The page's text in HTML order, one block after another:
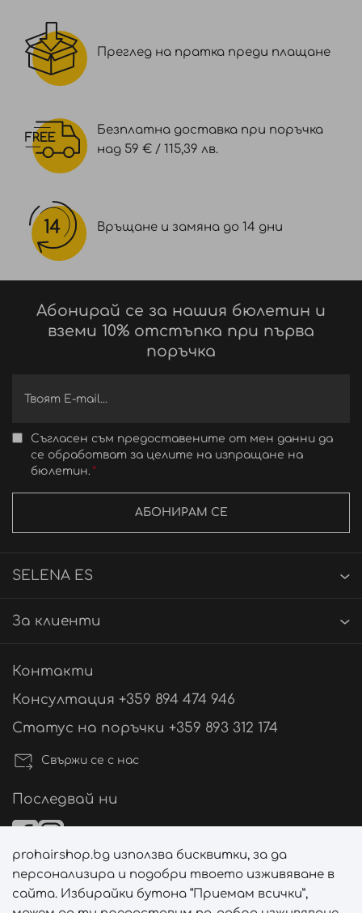
Преглед на пратка преди плащане
Безплатна доставка при поръчка
над 59 € / 115,39 лв.
Връщане и замяна до 14 дни
Абонирай се за нашия бюлетин и
вземи 10% отстъпка при първа
поръчка
Съгласен съм предоставените от мен данни да
се обработват за целите на изпращане на
бюлетин.
АБОНИРАМ СЕ
SELENA ES
За клиенти
Контакти
Консултация +359 894 474 946
Статус на поръчки +359 893 312 174
Свържи се с нас
Последвай ни
Начини на плащане
prohairshop.bg използва бисквитки, за да
персонализира и подобри твоето изживяване в
сайта. Избирайки бутона “Приемам всички”,